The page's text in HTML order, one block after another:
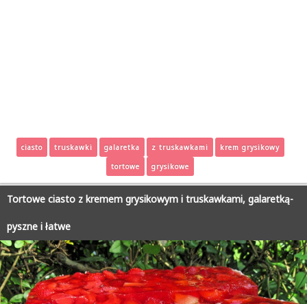
ciasto truskawki galaretka z truskawkami
krem grysikowy
tortowe
grysikowe
Tortowe ciasto z kremem grysikowym i truskawkami, galaretką-
pyszne i łatwe